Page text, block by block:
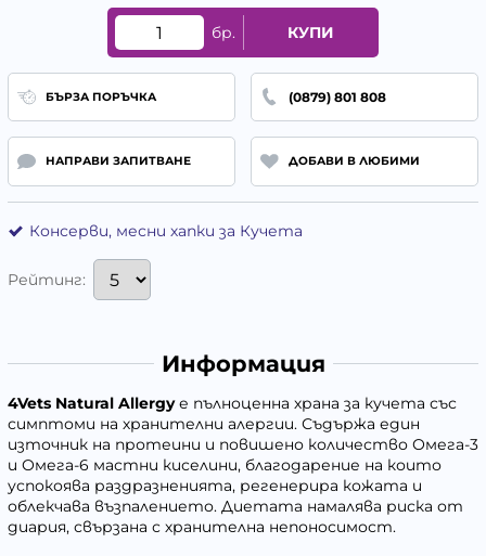
бр. КУПИ
БЪРЗА ПОРЪЧКА (0879) 801 808
НАПРАВИ ЗАПИТВАНЕ ДОБАВИ В ЛЮБИМИ
Консерви, месни хапки за Кучета
Рейтинг:
Информация
4Vets Natural Allergyе пълноценна храна за кучета със
симптоми на хранителни алергии. Съдържа един
източник на протеини и повишено количество Омега-3
и Омега-6 мастни киселини, благодарение на които
успокоява раздразненията, регенерира кожата и
облекчава възпалението. Диетата намалява риска от
диария, свързана с хранителна непоносимост.